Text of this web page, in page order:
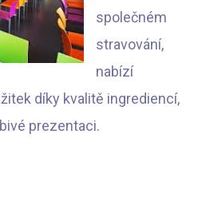
společném
stravování,
nabízí
díky kvalitě ingrediencí,
prezentaci.